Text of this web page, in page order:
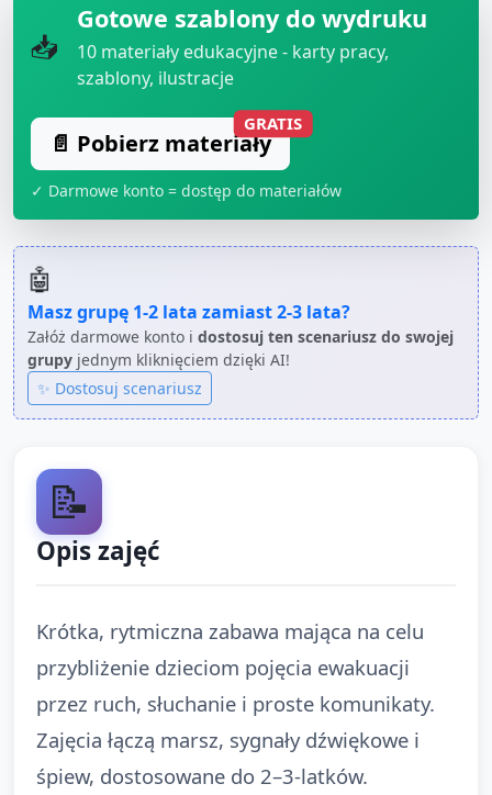
📥
Gotowe szablony do wydruku
10 materiały edukacyjne - karty pracy,
szablony, ilustracje
📄 Pobierz materiały
GRATIS
✓ Darmowe konto = dostęp do materiałów
🤖
Masz grupę 1-2 lata zamiast2-3 lata?
Załóż darmowe konto i dostosuj ten scenariusz do swojej
grupy jednym kliknięciem dzięki AI!
✨ Dostosuj scenariusz
📝
Opis zajęć
Krótka, rytmiczna zabawa mająca na celu
przybliżenie dzieciom pojęcia ewakuacji
przez ruch, słuchanie i proste komunikaty.
Zajęcia łączą marsz, sygnały dźwiękowe i
śpiew, dostosowane do 2–3‑latków.